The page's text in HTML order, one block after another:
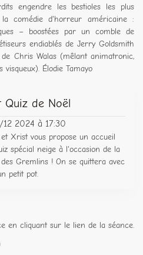
engendre les bestioles les plus
comédie d'horreur américaine :
– boostées par un comble de
endiablés de Jerry Goldsmith
Chris Walas (mêlant animatronic,
visqueux). Élodie Tamayo
Quiz de Noël
12 2024 à 17:30
Xrist vous propose un accueil
spécial neige à l'occasion de la
Gremlins ! On se quittera avec
petit pot.
en cliquant sur le lien de la séance.